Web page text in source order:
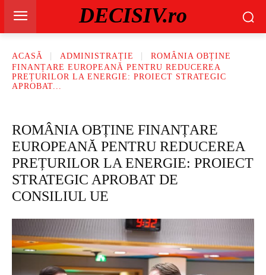
DECISIV.ro
ACASĂ ADMINISTRAȚIE
ROMÂNIA OBȚINE
FINANȚARE EUROPEANĂ PENTRU REDUCEREA
PREȚURILOR LA ENERGIE: PROIECT STRATEGIC
APROBAT...
ROMÂNIA OBȚINE FINANȚARE
EUROPEANĂ PENTRU REDUCEREA
PREȚURILOR LA ENERGIE: PROIECT
STRATEGIC APROBAT DE
CONSILIUL UE